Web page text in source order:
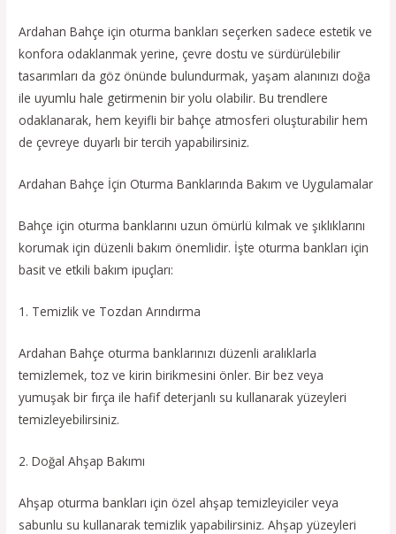
Ardahan Bahçe için oturma bankları seçerken sadece estetik ve
konfora odaklanmak yerine, çevre dostu ve sürdürülebilir
tasarımları da göz önünde bulundurmak, yaşam alanınızı doğa
ile uyumlu hale getirmenin bir yolu olabilir. Bu trendlere
odaklanarak, hem keyifli bir bahçe atmosferi oluşturabilir hem
de çevreye duyarlı bir tercih yapabilirsiniz.
Ardahan Bahçe İçin Oturma Banklarında Bakım ve Uygulamalar
Bahçe için oturma banklarını uzun ömürlü kılmak ve şıklıklarını
korumak için düzenli bakım önemlidir. İşte oturma bankları için
basit ve etkili bakım ipuçları:
1. Temizlik ve Tozdan Arındırma
Ardahan Bahçe oturma banklarınızı düzenli aralıklarla
temizlemek, toz ve kirin birikmesini önler. Bir bez veya
yumuşak bir fırça ile hafif deterjanlı su kullanarak yüzeyleri
temizleyebilirsiniz.
2. Doğal Ahşap Bakımı
Ahşap oturma bankları için özel ahşap temizleyiciler veya
sabunlu su kullanarak temizlik yapabilirsiniz. Ahşap yüzeyleri